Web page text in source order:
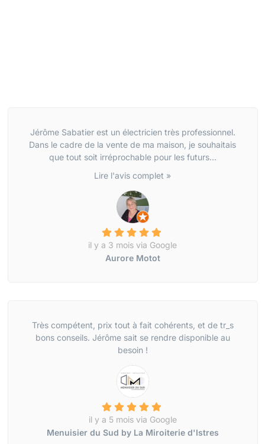
Jérôme Sabatier est un électricien très professionnel.
Dans le cadre de la vente de ma maison, je souhaitais
que tout soit irréprochable pour les futurs...
Lire l'avis complet »
il y a 3 mois via Google
Aurore Motot
Très compétent, prix tout à fait cohérents, et de tr_s
bons conseils. Jérôme sait se rendre disponible au
besoin !
il y a 5 mois via Google
Menuisier du Sud by La Miroiterie d'Istres